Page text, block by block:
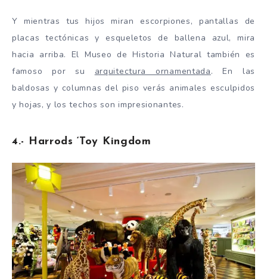
Y mientras tus hijos miran escorpiones, pantallas de
placas tectónicas y esqueletos de ballena azul, mira
hacia arriba. El Museo de Historia Natural también es
famoso por su arquitectura ornamentada. En las
baldosas y columnas del piso verás animales esculpidos
y hojas, y los techos son impresionantes.
4.- Harrods ‘Toy Kingdom